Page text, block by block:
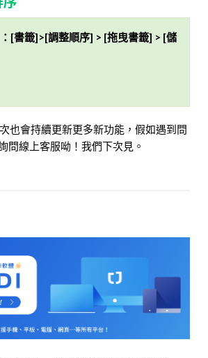
：[書籤]>[調整順序] > [拖曳書籤] > [儲
也會持續更新更多新功能，假如遇到問
問線上客服呦！我們下次見。